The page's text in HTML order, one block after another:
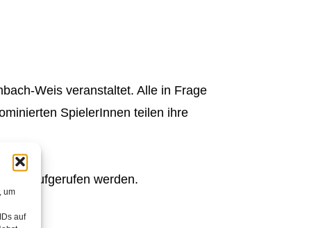
um
auf
Weis veranstaltet. Alle in Frage
SpielerInnen teilen ihre
aufgerufen werden.